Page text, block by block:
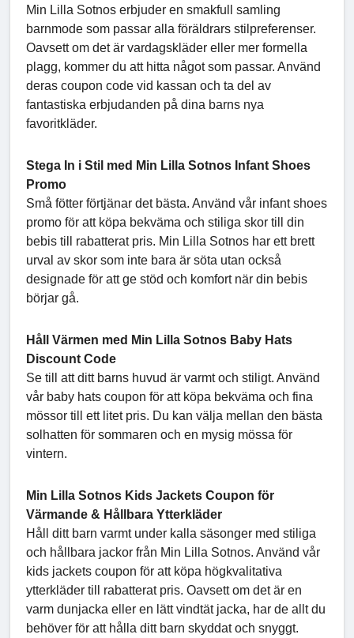
Min Lilla Sotnos erbjuder en smakfull samling
barnmode som passar alla föräldrars stilpreferenser.
Oavsett om det är vardagskläder eller mer formella
plagg, kommer du att hitta något som passar. Använd
deras coupon code vid kassan och ta del av
fantastiska erbjudanden på dina barns nya
favoritkläder.
Stega In i Stil med Min Lilla Sotnos Infant Shoes
Promo
Små fötter förtjänar det bästa. Använd vår infant shoes
promo för att köpa bekväma och stiliga skor till din
bebis till rabatterat pris. Min Lilla Sotnos har ett brett
urval av skor som inte bara är söta utan också
designade för att ge stöd och komfort när din bebis
börjar gå.
Håll Värmen med Min Lilla Sotnos Baby Hats
Discount Code
Se till att ditt barns huvud är varmt och stiligt. Använd
vår baby hats coupon för att köpa bekväma och fina
mössor till ett litet pris. Du kan välja mellan den bästa
solhatten för sommaren och en mysig mössa för
vintern.
Min Lilla Sotnos Kids Jackets Coupon för
Värmande & Hållbara Ytterkläder
Håll ditt barn varmt under kalla säsonger med stiliga
och hållbara jackor från Min Lilla Sotnos. Använd vår
kids jackets coupon för att köpa högkvalitativa
ytterkläder till rabatterat pris. Oavsett om det är en
varm dunjacka eller en lätt vindtät jacka, har de allt du
behöver för att hålla ditt barn skyddat och snyggt.